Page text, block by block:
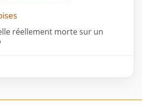
réellement morte sur un